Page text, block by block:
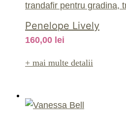
Penelope Lively
160,00 lei
+ mai multe detalii